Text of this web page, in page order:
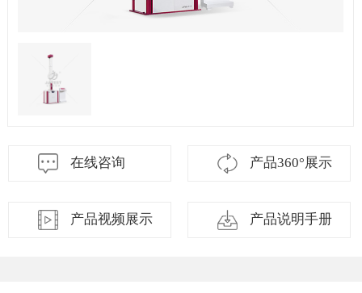
在线咨询 产品360°展示
产品视频展示 产品说明手册